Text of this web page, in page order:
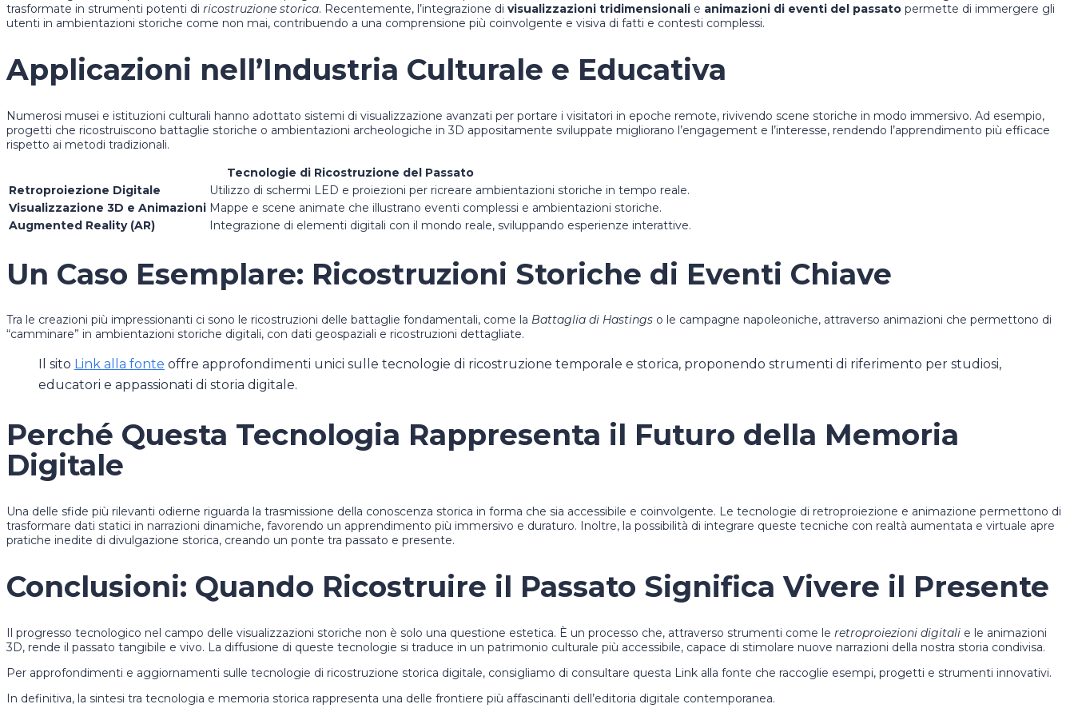
trasformate in strumenti potenti di ricostruzione storica. Recentemente, l’integrazione di visualizzazioni tridimensionali e animazioni di eventi del passato permette di immergere gli
utenti in ambientazioni storiche come non mai, contribuendo a una comprensione più coinvolgente e visiva di fatti e contesti complessi.
Applicazioni nell’Industria Culturale e Educativa
Numerosi musei e istituzioni culturali hanno adottato sistemi di visualizzazione avanzati per portare i visitatori in epoche remote, rivivendo scene storiche in modo immersivo. Ad esempio,
progetti che ricostruiscono battaglie storiche o ambientazioni archeologiche in 3D appositamente sviluppate migliorano l’engagement e l’interesse, rendendo l’apprendimento più efficace
rispetto ai metodi tradizionali.
Tecnologie di Ricostruzione del Passato
Retroproiezione Digitale
Utilizzo di schermi LED e proiezioni per ricreare ambientazioni storiche in tempo reale.
Visualizzazione 3D e Animazioni Mappe e scene animate che illustrano eventi complessi e ambientazioni storiche.
Augmented Reality (AR)
Integrazione di elementi digitali con il mondo reale, sviluppando esperienze interattive.
Un Caso Esemplare: Ricostruzioni Storiche di Eventi Chiave
Tra le creazioni più impressionanti ci sono le ricostruzioni delle battaglie fondamentali, come la Battaglia di Hastings o le campagne napoleoniche, attraverso animazioni che permettono di
“camminare” in ambientazioni storiche digitali, con dati geospaziali e ricostruzioni dettagliate.
Il sito Link alla fonte offre approfondimenti unici sulle tecnologie di ricostruzione temporale e storica, proponendo strumenti di riferimento per studiosi,
educatori e appassionati di storia digitale.
Perché Questa Tecnologia Rappresenta il Futuro della Memoria
Digitale
Una delle sfide più rilevanti odierne riguarda la trasmissione della conoscenza storica in forma che sia accessibile e coinvolgente. Le tecnologie di retroproiezione e animazione permettono di
trasformare dati statici in narrazioni dinamiche, favorendo un apprendimento più immersivo e duraturo. Inoltre, la possibilità di integrare queste tecniche con realtà aumentata e virtuale apre
pratiche inedite di divulgazione storica, creando un ponte tra passato e presente.
Conclusioni: Quando Ricostruire il Passato Significa Vivere il Presente
Il progresso tecnologico nel campo delle visualizzazioni storiche non è solo una questione estetica. È un processo che, attraverso strumenti come le retroproiezioni digitali e le animazioni
3D, rende il passato tangibile e vivo. La diffusione di queste tecnologie si traduce in un patrimonio culturale più accessibile, capace di stimolare nuove narrazioni della nostra storia condivisa.
Per approfondimenti e aggiornamenti sulle tecnologie di ricostruzione storica digitale, consigliamo di consultare questa Link alla fonte che raccoglie esempi, progetti e strumenti innovativi.
In definitiva, la sintesi tra tecnologia e memoria storica rappresenta una delle frontiere più affascinanti dell’editoria digitale contemporanea.